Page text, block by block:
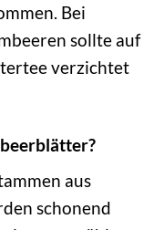
Bei
sollte auf
verzichtet
aus
schonend